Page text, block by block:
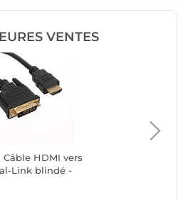
VENTES
Câble HDMI vers
Link blindé -
2 M